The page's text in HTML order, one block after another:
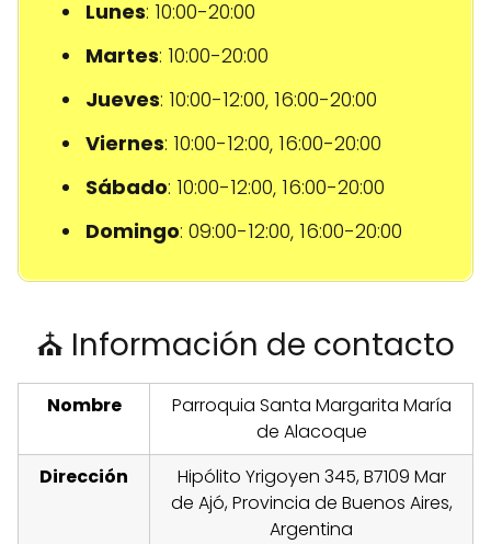
Lunes: 10:00-20:00
Martes: 10:00-20:00
Jueves: 10:00-12:00, 16:00-20:00
Viernes: 10:00-12:00, 16:00-20:00
Sábado: 10:00-12:00, 16:00-20:00
Domingo: 09:00-12:00, 16:00-20:00
⛪ Información de contacto
Nombre
Parroquia Santa Margarita María
de Alacoque
Dirección
Hipólito Yrigoyen 345, B7109 Mar
de Ajó, Provincia de Buenos Aires,
Argentina